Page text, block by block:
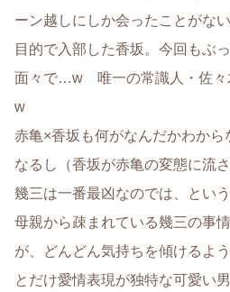
ーン越しにしか会ったことがな
目的で入部した香坂。今回もぶ
面々で…w 唯一の常識人・佐々
w
赤亀×香坂も何がなんだかわから
なるし（香坂が赤亀の変態に流
幾三は一番最凶なのでは、とい
母親から疎まれている幾三の事
が、どんどん気持ちを傾けるよ
とだけ愛情表現が独特な可愛い